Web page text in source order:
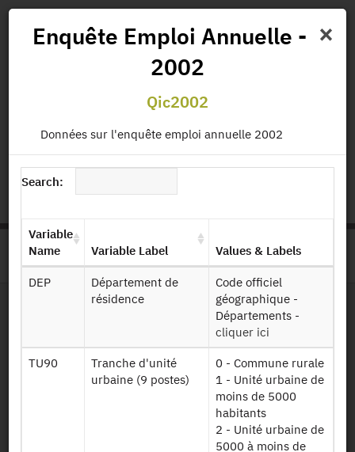
Governance and Missions
status.io EN | FR
HOME > PRODUCT PAGE
Persistent Identifier (DOI)
×
Enquête Emploi Annuelle -
2002
Qic2002
Données sur l'enquête emploi annuelle 2002
Search:
Variable
Name
Variable Label Values & Labels
DEP
Département de
résidence
Code officiel
géographique -
Départements -
cliquer ici
TU90
Tranche d'unité
urbaine (9 postes)
0 - Commune rurale
1 - Unité urbaine de
moins de 5000
habitants
2 - Unité urbaine de
5000 à moins de